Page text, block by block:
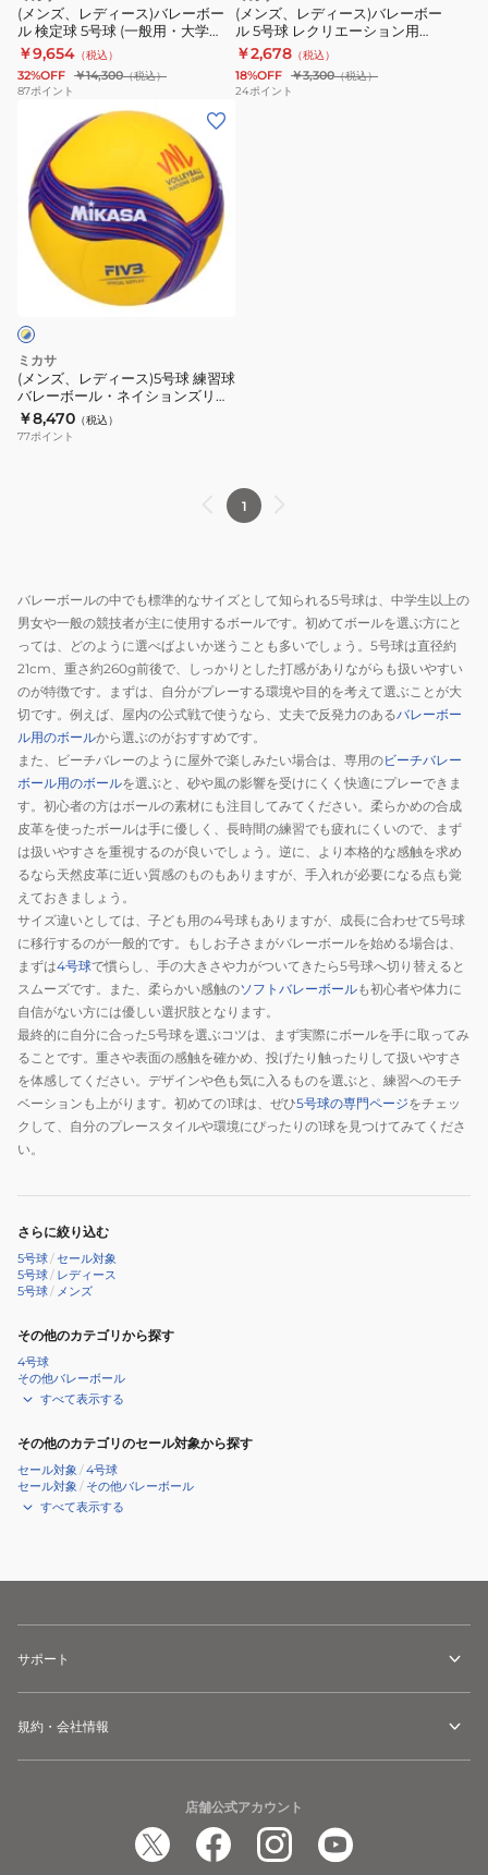
学
用・
高
校
公
認
球
V300W
主
練
練
習
ズ
リ
ー
グ
ー
ボ
ー
ル
号
球
用・
大
学
用・
高
球
V200W
自
主
練
練
習
(メンズ、レディース)バレーボー
ル 検定球 5号球 (一般用・大学
用・高校用) 国際公認球 V200W
自主練 練習
￥9,654 （税込）
32%OFF ￥14,300（税込）
87ポイント
ー
ボ
ー
ル
ル
ー
(メンズ、レディース)バレーボー
ル 5号球 レクリエーション用
V360W
￥2,678 （税込）
18%OFF ￥3,300（税込）
24ポイント
ズ、
レ
デ
ィ
号
球
練
習
球
ネ
イ
シ
ョ
ン
ズ
リ
ー
グ
公
式
試
合
球
デ
ザ
イ
ン
レ
プ
リ
カ
ル
V330W-
VNL
ミカサ
(メンズ、レディース)5号球 練習球
バレーボール・ネイションズリー
グ 公式試合球デザイン レプリカ
モデル V330W-VNL
￥8,470 （税込）
77ポイント
1
バレーボールの中でも標準的なサイズとして知られる5号球は、中学生以上の
男女や一般の競技者が主に使用するボールです。初めてボールを選ぶ方にと
っては、どのように選べばよいか迷うことも多いでしょう。5号球は直径約
21cm、重さ約260g前後で、しっかりとした打感がありながらも扱いやすい
のが特徴です。まずは、自分がプレーする環境や目的を考えて選ぶことが大
切です。例えば、屋内の公式戦で使うなら、丈夫で反発力のあるバレーボー
ル用のボールから選ぶのがおすすめです。
また、ビーチバレーのように屋外で楽しみたい場合は、専用のビーチバレー
ボール用のボールを選ぶと、砂や風の影響を受けにくく快適にプレーできま
す。初心者の方はボールの素材にも注目してみてください。柔らかめの合成
皮革を使ったボールは手に優しく、長時間の練習でも疲れにくいので、まず
は扱いやすさを重視するのが良いでしょう。逆に、より本格的な感触を求め
るなら天然皮革に近い質感のものもありますが、手入れが必要になる点も覚
えておきましょう。
サイズ違いとしては、子ども用の4号球もありますが、成長に合わせて5号球
に移行するのが一般的です。もしお子さまがバレーボールを始める場合は、
まずは4号球で慣らし、手の大きさや力がついてきたら5号球へ切り替えると
スムーズです。また、柔らかい感触のソフトバレーボールも初心者や体力に
自信がない方には優しい選択肢となります。
最終的に自分に合った5号球を選ぶコツは、まず実際にボールを手に取ってみ
ることです。重さや表面の感触を確かめ、投げたり触ったりして扱いやすさ
を体感してください。デザインや色も気に入るものを選ぶと、練習へのモチ
ベーションも上がります。初めての1球は、ぜひ5号球の専門ページをチェッ
クして、自分のプレースタイルや環境にぴったりの1球を見つけてみてくださ
い。
さらに絞り込む
5号球/セール対象
5号球/ レディース
5号球/ メンズ
その他のカテゴリから探す
4号球
その他バレーボール
すべて表示する
その他のカテゴリのセール対象から探す
セール対象 /4号球
セール対象 / その他バレーボール
すべて表示する
サポート
規約・会社情報
店舗公式アカウント